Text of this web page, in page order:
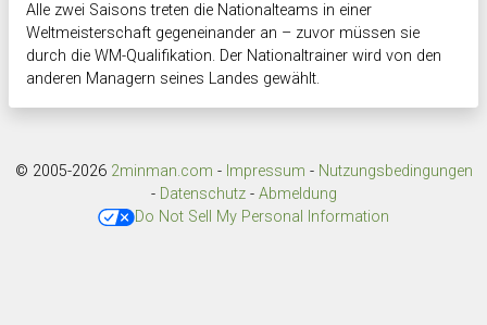
Alle zwei Saisons treten die Nationalteams in einer
Weltmeisterschaft gegeneinander an – zuvor müssen sie
durch die WM-Qualifikation. Der Nationaltrainer wird von den
anderen Managern seines Landes gewählt.
© 2005-2026 2minman.com - Impressum - Nutzungsbedingungen
- Datenschutz- Abmeldung
Do Not Sell My Personal Information